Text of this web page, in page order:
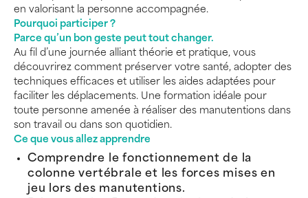
en valorisant la personne accompagnée.
Pourquoi participer ?
Parce qu’un bon geste peut tout changer.
Au fil d’une journée alliant théorie et pratique, vous
découvrirez comment préserver votre santé, adopter des
techniques efficaces et utiliser les aides adaptées pour
faciliter les déplacements. Une formation idéale pour
toute personne amenée à réaliser des manutentions dans
son travail ou dans son quotidien.
Ce que vous allez apprendre
Comprendre le fonctionnement de la
colonne vertébrale et les forces mises en
jeu lors des manutentions.